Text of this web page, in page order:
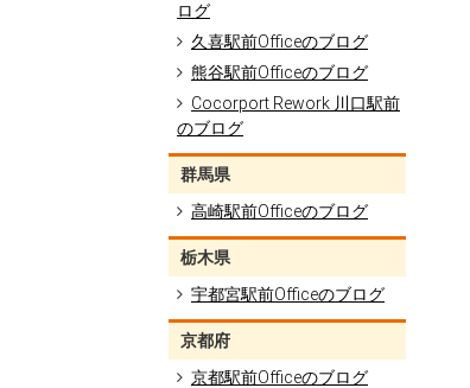
ログ
久喜駅前Officeのブログ
熊谷駅前Officeのブログ
Cocorport Rework 川口駅前
のブログ
群馬県
高崎駅前Officeのブログ
栃木県
宇都宮駅前Officeのブログ
京都府
京都駅前Officeのブログ